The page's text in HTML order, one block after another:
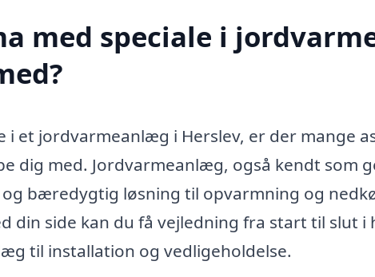
med speciale i
i et jordvarmeanlæg i Herslev, er der mange
dig med. Jordvarmeanlæg, også kendt som
bæredygtig løsning til opvarmning og
din side kan du få vejledning fra start til slut i
til installation og vedligeholdelse.